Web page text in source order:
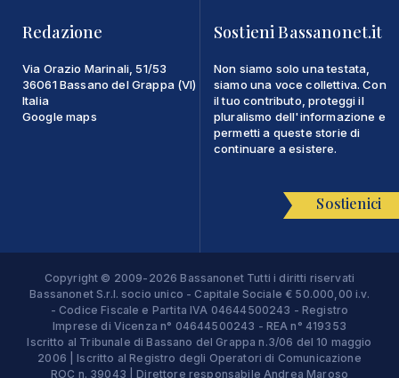
Redazione
Via Orazio Marinali, 51/53
36061 Bassano del Grappa (VI)
Italia
Google maps
Sostieni Bassanonet.it
Non siamo solo una testata,
siamo una voce collettiva. Con
il tuo contributo, proteggi il
pluralismo dell'informazione e
permetti a queste storie di
continuare a esistere.
Sostienici
Copyright © 2009-2026 Bassanonet Tutti i diritti riservati
Bassanonet S.r.l. socio unico - Capitale Sociale € 50.000,00 i.v.
- Codice Fiscale e Partita IVA 04644500243 - Registro
Imprese di Vicenza n° 04644500243 - REA n° 419353
Iscritto al Tribunale di Bassano del Grappa n.3/06 del 10 maggio
2006 | Iscritto al Registro degli Operatori di Comunicazione
ROC n. 39043 | Direttore responsabile Andrea Maroso